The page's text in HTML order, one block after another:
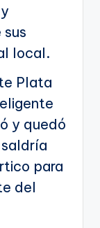
local.
Plata
y quedó
para
del